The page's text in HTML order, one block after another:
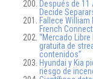
Después de
Decide
Fallece William
French
“Mercado
gratuita de
contenidos”
Hyundai y Kia
riesgo de